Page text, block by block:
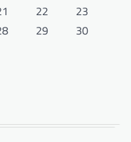
22
23
29
30